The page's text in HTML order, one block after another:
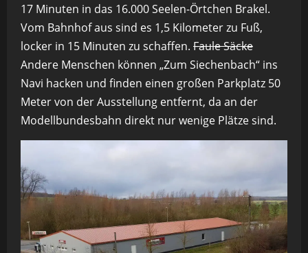
17 Minuten in das 16.000 Seelen-Örtchen Brakel.
Vom Bahnhof aus sind es 1,5 Kilometer zu Fuß,
locker in 15 Minuten zu schaffen. Faule Säcke
Andere Menschen können „Zum Siechenbach“ ins
Navi hacken und finden einen großen Parkplatz 50
Meter von der Ausstellung entfernt, da an der
Modellbundesbahn direkt nur wenige Plätze sind.